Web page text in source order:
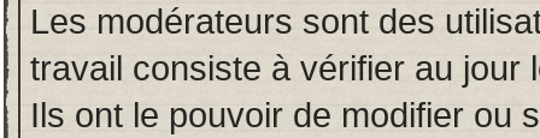
Les modérateurs sont des
travail consiste à vérifier au jour
Ils ont le pouvoir de modifier ou